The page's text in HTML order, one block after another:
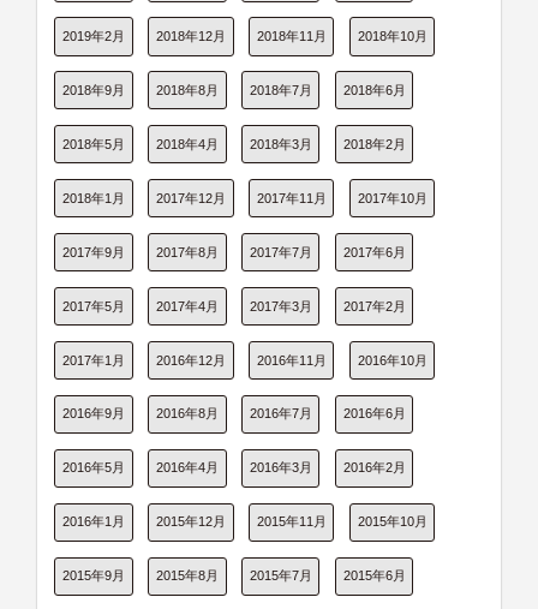
2019年2月 2018年12月 2018年11月 2018年10月
2018年9月 2018年8月 2018年7月 2018年6月
2018年5月 2018年4月 2018年3月 2018年2月
2018年1月 2017年12月 2017年11月 2017年10月
2017年9月 2017年8月 2017年7月 2017年6月
2017年5月 2017年4月 2017年3月 2017年2月
2017年1月 2016年12月 2016年11月 2016年10月
2016年9月 2016年8月 2016年7月 2016年6月
2016年5月 2016年4月 2016年3月 2016年2月
2016年1月 2015年12月 2015年11月 2015年10月
2015年9月 2015年8月 2015年7月 2015年6月